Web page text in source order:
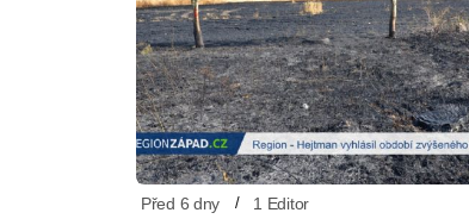
Před 6 dny 1 Editor